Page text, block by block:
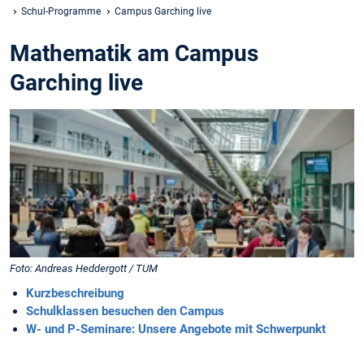
Schul-Programme
Campus Garching live
Mathematik am Campus
Garching live
Foto: Andreas Heddergott / TUM
Kurzbeschreibung
Schulklassen besuchen den Campus
W- und P-Seminare: Unsere Angebote mit Schwerpunkt